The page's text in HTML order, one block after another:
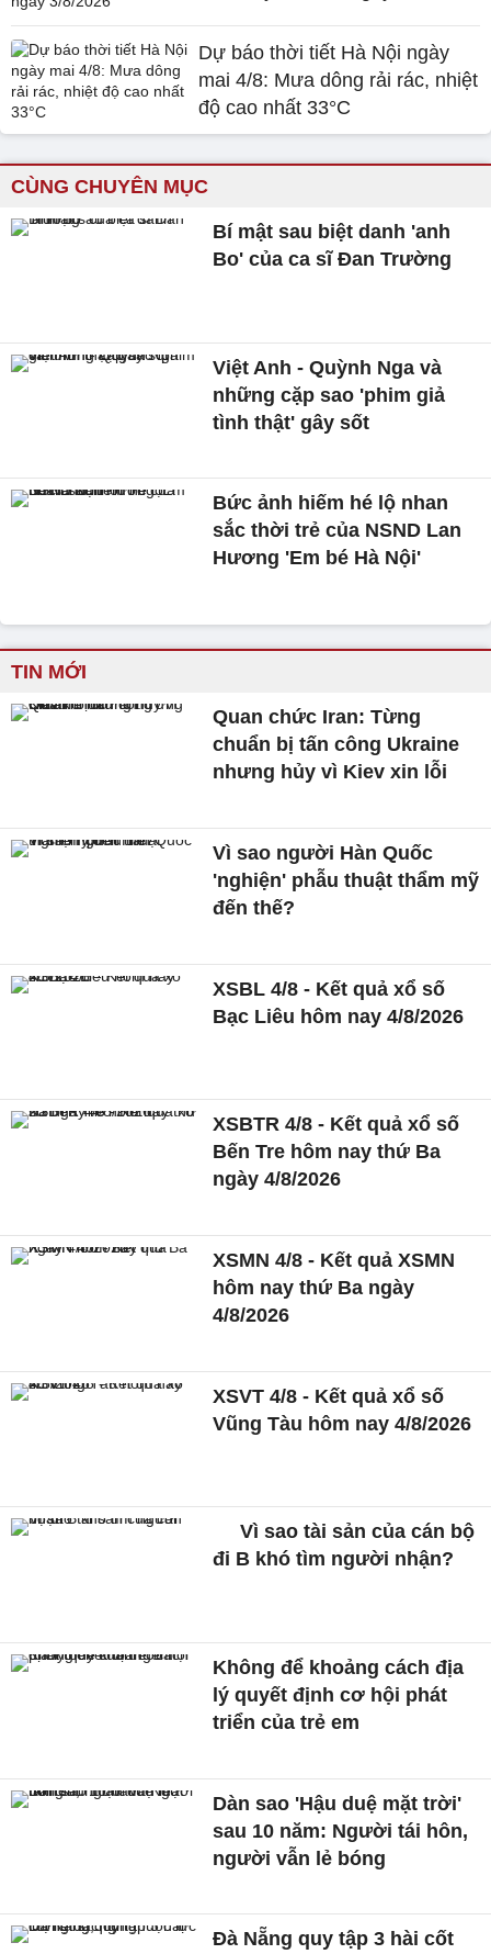
Dự báo thời tiết Hà Nội ngày
mai 4/8: Mưa dông rải rác, nhiệt
độ cao nhất 33°C
CÙNG CHUYÊN MỤC
Bí mật sau biệt danh 'anh
Bo' của ca sĩ Đan Trường
Việt Anh - Quỳnh Nga và
những cặp sao 'phim giả
tình thật' gây sốt
Bức ảnh hiếm hé lộ nhan
sắc thời trẻ của NSND Lan
Hương 'Em bé Hà Nội'
TIN MỚI
Quan chức Iran: Từng
chuẩn bị tấn công Ukraine
nhưng hủy vì Kiev xin lỗi
Vì sao người Hàn Quốc
'nghiện' phẫu thuật thẩm mỹ
đến thế?
XSBL 4/8 - Kết quả xổ số
Bạc Liêu hôm nay 4/8/2026
XSBTR 4/8 - Kết quả xổ số
Bến Tre hôm nay thứ Ba
ngày 4/8/2026
XSMN 4/8 - Kết quả XSMN
hôm nay thứ Ba ngày
4/8/2026
XSVT 4/8 - Kết quả xổ số
Vũng Tàu hôm nay 4/8/2026
Vì sao tài sản của cán bộ
đi B khó tìm người nhận?
Không để khoảng cách địa
lý quyết định cơ hội phát
triển của trẻ em
Dàn sao 'Hậu duệ mặt trời'
sau 10 năm: Người tái hôn,
người vẫn lẻ bóng
Đà Nẵng quy tập 3 hài cốt